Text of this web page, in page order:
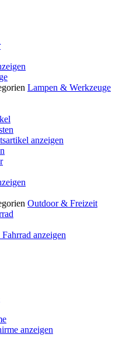
Lampen & Werkzeuge
anzeigen
Outdoor & Freizeit
anzeigen
anzeigen